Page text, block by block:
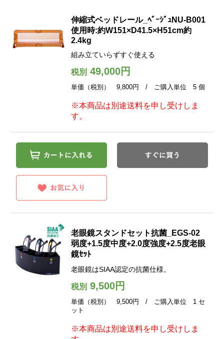
伸縮式ベッドレール_ﾍﾞｰｼﾞｭNU-B001
使用時:約W151×D41.5×H51cm約
2.4kg
組み立ていらずすぐ使える
税別49,000円
単価（税別） 9,800円 / ご購入単位 5 個
※本商品は別途送料を申し受けしま
す。
老眼鏡スタンドセット抗菌_EGS-02
弱度+1.5度中度+2.0度強度+2.5度老眼
鏡ｾｯﾄ
老眼鏡はSIAA認定の抗菌仕様。
税別9,500円
単価（税別） 9,500円 / ご購入単位 1 セ
ット
※本商品は別途送料を申し受けしま